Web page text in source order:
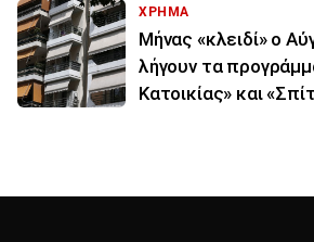
ΧΡΗΜΑ
Μήνας «κλειδί» ο
λήγουν τα
Κατοικίας» και